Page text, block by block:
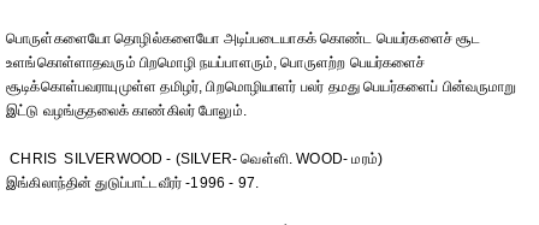
பொருள்களையோ தொழில்களையோ அடிப்படையாகக் கொண்ட பெயர்களைச் சூட
உளங்கொள்ளாதவரும் பிறமொழி நயப்பாளரும், பொருளற்ற பெயர்களைச்
சூடிக்கொள்பவராயுமுள்ள தமிழர், பிறமொழியாளர் பலர் தமது பெயர்களைப் பின்வருமாறு
இட்டு வழங்குதலைக் காண்கிலர் போலும்.
CHRIS SILVERWOOD - (SILVER- வெள்ளி. WOOD- மரம்)
இங்கிலாந்தின் துடுப்பாட்டவீரர் -1996 - 97.